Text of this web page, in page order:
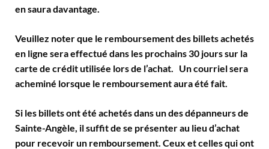
en saura davantage.
Veuillez noter que le remboursement des billets achetés
en ligne sera effectué dans les prochains 30 jours sur la
carte de crédit utilisée lors de l’achat. Un courriel sera
acheminé lorsque le remboursement aura été fait.
Si les billets ont été achetés dans un des dépanneurs de
Sainte-Angèle, il suffit de se présenter au lieu d’achat
pour recevoir un remboursement. Ceux et celles qui ont